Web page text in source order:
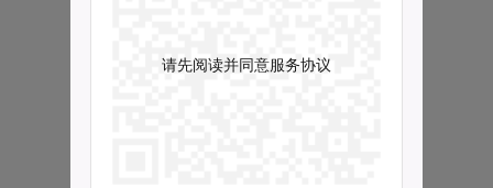
请先阅读并同意服务协议